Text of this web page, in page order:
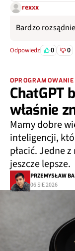
rexxx
Bardzo rozsądnie
Odpowiedz 0 0
OPROGRAMOWANIE
ChatGPT
właśnie
Mamy dobre
inteligencji,
płacić. Jedne
jeszcze lepsze.
PRZEMYSŁAW
06 SIE 2026